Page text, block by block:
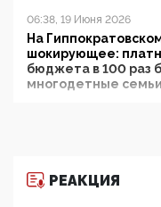
06:38, 19 Июня 2026
На
шокирующее:
бюджета в 100 раз
многодетные семьи
11:53, 09 Июня 2026
РЕАКЦИЯ